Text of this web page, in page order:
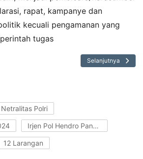
rapat, kampanye dan
kecuali pengamanan yang
tugas
Selanjutnya
Netralitas Polri
Irjen Pol Hendro Pandowo
12 Larangan